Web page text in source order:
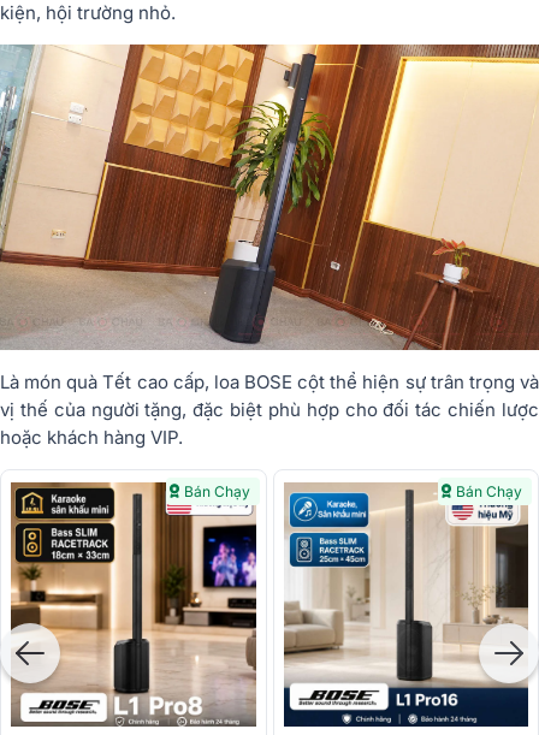
kiện, hội trường nhỏ.
Là món quà Tết cao cấp, loa BOSE cột thể hiện sự trân trọng và
vị thế của người tặng, đặc biệt phù hợp cho đối tác chiến lược
hoặc khách hàng VIP.
Bán Chạy Bán Chạy